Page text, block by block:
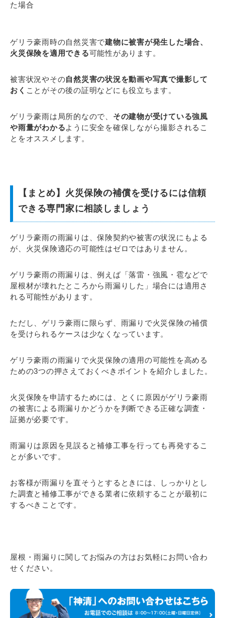
た場合
ゲリラ豪雨時の自然災害で建物に被害が発生した場合、
火災保険を適用できる可能性があります。
被害状況やその自然災害の状況を動画や写真で撮影して
おく ことがその後の証明などにも役立ちます。
ゲリラ豪雨は局所的なので、 その建物が受けている強風
や雨量がわかるように安全を確保しながら撮影されるこ
とをオススメします。
【まとめ】火災保険の補償を受けるには信頼
できる専門家に相談しましょう
ゲリラ豪雨の雨漏りは、保険契約や被害の状況にもよる
が、火災保険適応の可能性はゼロではありません。
ゲリラ豪雨の雨漏りは、例えば「落雷・強風・雹などで
屋根材が壊れたところから雨漏りした」場合には適用さ
れる可能性があります。
ただし、ゲリラ豪雨に限らず、雨漏りで火災保険の補償
を受けられるケースは少なくなっています。
ゲリラ豪雨の雨漏りで火災保険の適用の可能性を高める
ための3つの押さえておくべきポイントを紹介しました。
火災保険を申請するためには、とくに原因がゲリラ豪雨
の被害による雨漏りかどうかを判断できる正確な調査・
証拠が必要です。
雨漏りは原因を見誤ると補修工事を行っても再発するこ
とが多いです。
お客様が雨漏りを直そうとするときには、しっかりとし
た調査と補修工事ができる業者に依頼することが最初に
するべきことです。
屋根・雨漏りに関してお悩みの方はお気軽にお問い合わ
せください。